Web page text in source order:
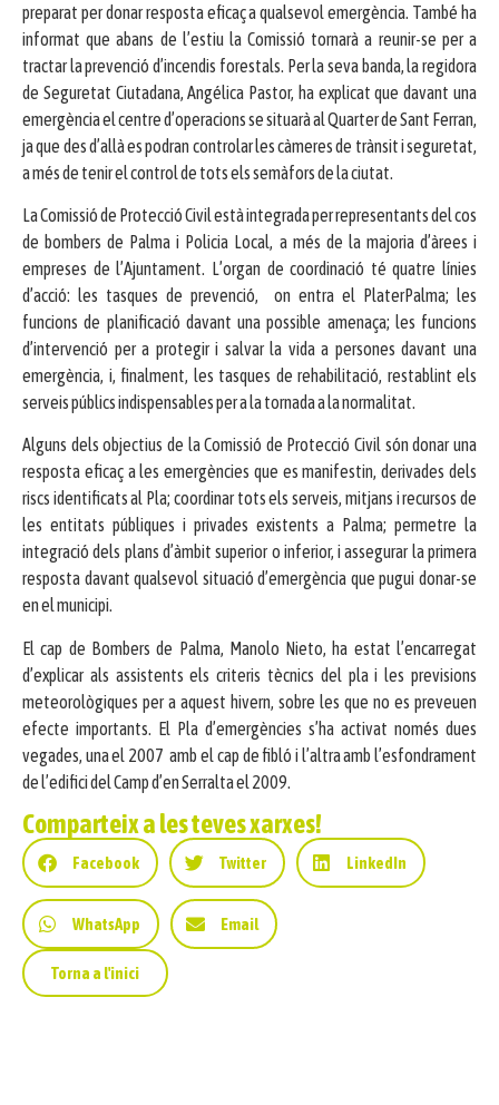
preparat per donar resposta eficaç a qualsevol emergència. També ha
informat que abans de l’estiu la Comissió tornarà a reunir-se per a
tractar la prevenció d’incendis forestals. Per la seva banda, la regidora
de Seguretat Ciutadana, Angélica Pastor, ha explicat que davant una
emergència el centre d’operacions se situarà al Quarter de Sant Ferran,
ja que des d’allà es podran controlar les càmeres de trànsit i seguretat,
a més de tenir el control de tots els semàfors de la ciutat.
La Comissió de Protecció Civil està integrada per representants del cos
de bombers de Palma i Policia Local, a més de la majoria d’àrees i
empreses de l’Ajuntament. L’organ de coordinació té quatre línies
d’acció: les tasques de prevenció, on entra el PlaterPalma; les
funcions de planificació davant una possible amenaça; les funcions
d’intervenció per a protegir i salvar la vida a persones davant una
emergència, i, finalment, les tasques de rehabilitació, restablint els
serveis públics indispensables per a la tornada a la normalitat.
Alguns dels objectius de la Comissió de Protecció Civil són donar una
resposta eficaç a les emergències que es manifestin, derivades dels
riscs identificats al Pla; coordinar tots els serveis, mitjans i recursos de
les entitats públiques i privades existents a Palma; permetre la
integració dels plans d’àmbit superior o inferior, i assegurar la primera
resposta davant qualsevol situació d’emergència que pugui donar-se
en el municipi.
El cap de Bombers de Palma, Manolo Nieto, ha estat l’encarregat
d’explicar als assistents els criteris tècnics del pla i les previsions
meteorològiques per a aquest hivern, sobre les que no es preveuen
efecte importants. El Pla d’emergències s’ha activat només dues
vegades, una el 2007 amb el cap de fibló i l’altra amb l’esfondrament
de l’edifici del Camp d’en Serralta el 2009.
Comparteix a les teves xarxes!
Facebook Twitter LinkedIn
WhatsApp Email
Torna a l'inici